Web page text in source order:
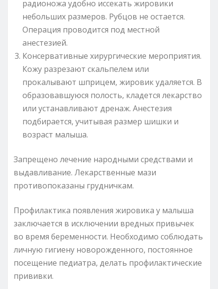
радионожа удобно иссекать жировики
небольших размеров. Рубцов не остается.
Операция проводится под местной
анестезией.
Консервативные хирургические мероприятия.
Кожу разрезают скальпелем или
прокалывают шприцем, жировик удаляется. В
образовавшуюся полость, кладется лекарство
или устанавливают дренаж. Анестезия
подбирается, учитывая размер шишки и
возраст малыша.
Запрещено лечение народными средствами и
выдавливание. Лекарственные мази
противопоказаны грудничкам.
Профилактика появления жировика у малыша
заключается в исключении вредных привычек
во время беременности. Необходимо соблюдать
личную гигиену новорожденного, постоянное
посещение педиатра, делать профилактические
прививки.